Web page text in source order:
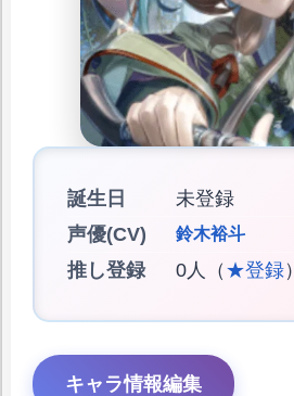
誕生日
未登録
声優(CV)
鈴木裕斗
推し登録 0人（ ★登録）
キャラ情報編集